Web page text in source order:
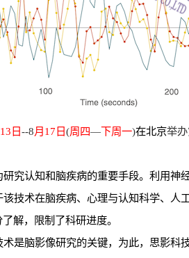
13 日--8月 17 日(周四—下周一)在北京举
究认知和脑疾病的重要手段。利用神
技术在脑疾病、心理与认知科学、人
解，限制了科研进度。
是脑影像研究的关键，为此，思影